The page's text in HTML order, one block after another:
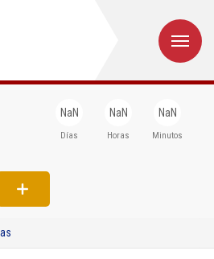
NaN
Días
NaN
Horas
NaN
Minutos